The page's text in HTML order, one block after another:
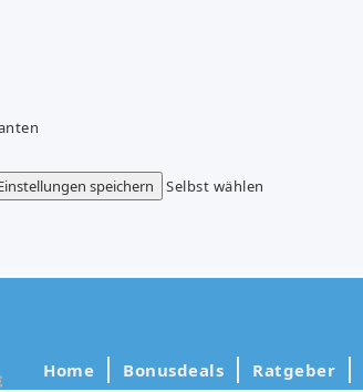
speichern
Selbst wählen
Home Bonusdeals Ratgeber